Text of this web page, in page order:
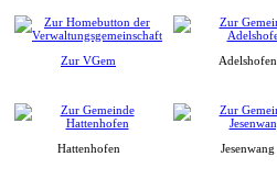
Zur VGem Adelshofen
Hattenhofen Jesenwang